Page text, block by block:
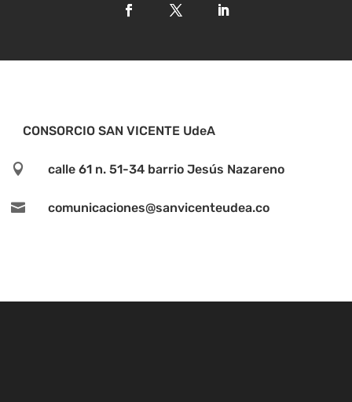
CONSORCIO SAN VICENTE UdeA
 calle 61 n. 51-34 barrio Jesús Nazareno
 comunicaciones@sanvicenteudea.co